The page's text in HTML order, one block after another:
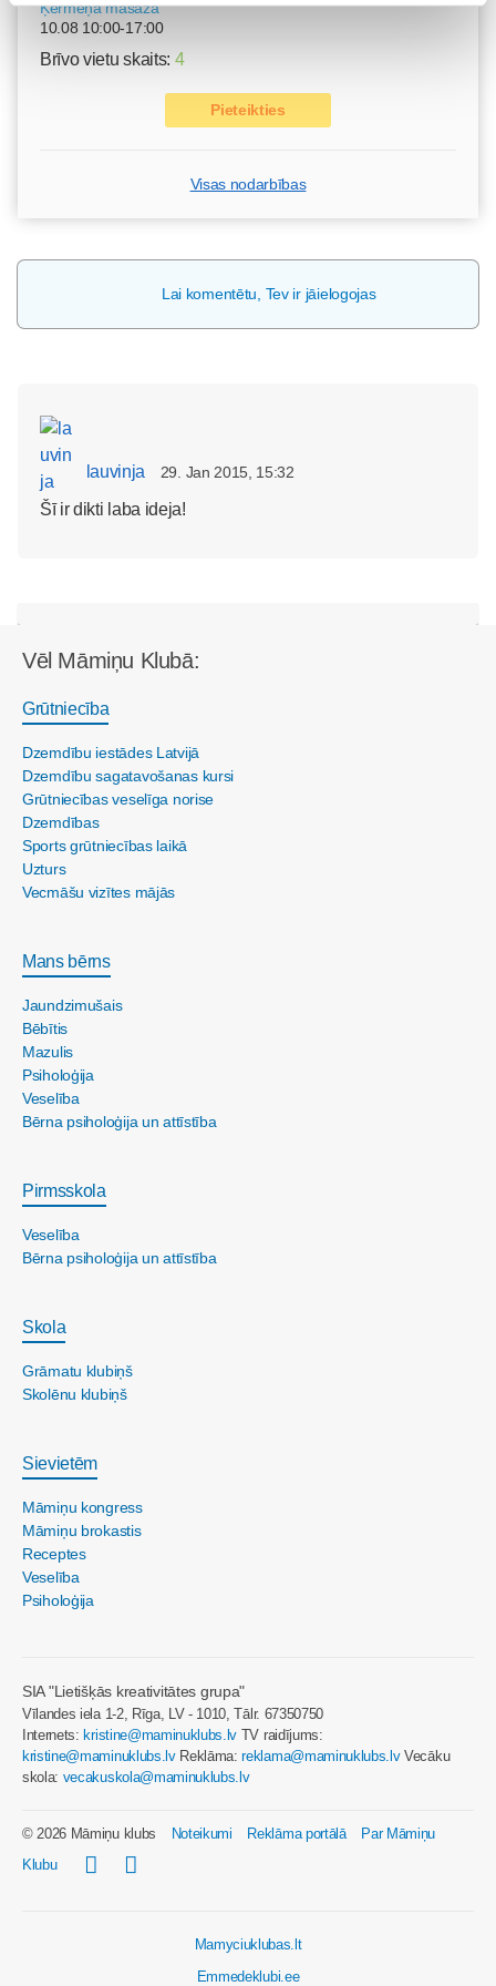
Ķermeņa masāža
10.08 10:00-17:00
Brīvo vietu skaits: 4
Pieteikties
Visas nodarbības
Lai komentētu, Tev ir jāielogojas
lauvinja 29. Jan 2015, 15:32
Šī ir dikti laba ideja!
Vēl Māmiņu Klubā:
Grūtniecība
Dzemdību iestādes Latvijā
Dzemdību sagatavošanas kursi
Grūtniecības veselīga norise
Dzemdības
Sports grūtniecības laikā
Uzturs
Vecmāšu vizītes mājās
Mans bērns
Jaundzimušais
Bēbītis
Mazulis
Psiholoģija
Veselība
Bērna psiholoģija un attīstība
Pirmsskola
Veselība
Bērna psiholoģija un attīstība
Skola
Grāmatu klubiņš
Skolēnu klubiņš
Sievietēm
Māmiņu kongress
Māmiņu brokastis
Receptes
Veselība
Psiholoģija
SIA "Lietišķās kreativitātes grupa"
Vīlandes iela 1-2, Rīga, LV - 1010, Tālr. 67350750
Internets: kristine@maminuklubs.lv TV raidījums:
kristine@maminuklubs.lvReklāma:reklama@maminuklubs.lvVecāku
skola: vecakuskola@maminuklubs.lv
© 2026 Māmiņu klubs Noteikumi Reklāma portālā
Par Māmiņu
Klubu
Mamyciuklubas.lt
Emmedeklubi.ee